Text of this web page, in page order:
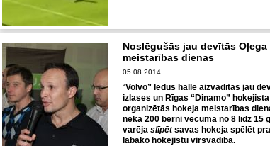
Noslēgušās jau devītās
meistarības dienas
05.08.2014.
“Volvo” ledus hallē aizvadītas jau
izlases un Rīgas “Dinamo”
organizētās hokeja meistarības
nekā 200 bērni vecumā no 8 līdz 15
varēja slīpētsavas hokeja spēlēt
labāko hokejistu virsvadībā.